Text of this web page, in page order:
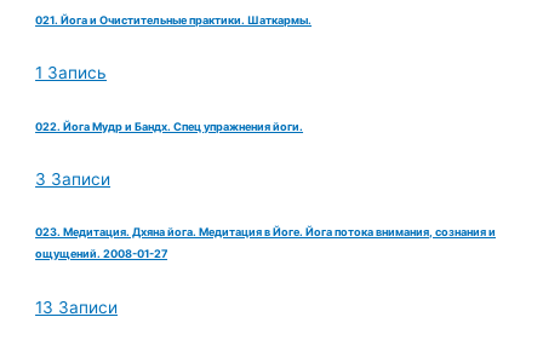
021. Йога и Очистительные практики. Шаткармы.
1 Запись
022. Йога Мудр и Бандх. Спец упражнения йоги.
3 Записи
023. Медитация. Дхяна йога. Медитация в Йоге. Йога потока внимания, сознания и
ощущений. 2008-01-27
13 Записи